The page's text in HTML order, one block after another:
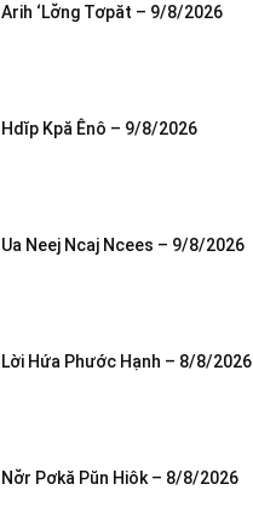
Arih ‘Lơ̆ng Tơpăt – 9/8/2026
Hdĭp Kpă Ênô – 9/8/2026
Ua Neej Ncaj Ncees – 9/8/2026
Lời Hứa Phước Hạnh – 8/8/2026
Nơ̆r Pơkă Pŭn Hiôk – 8/8/2026